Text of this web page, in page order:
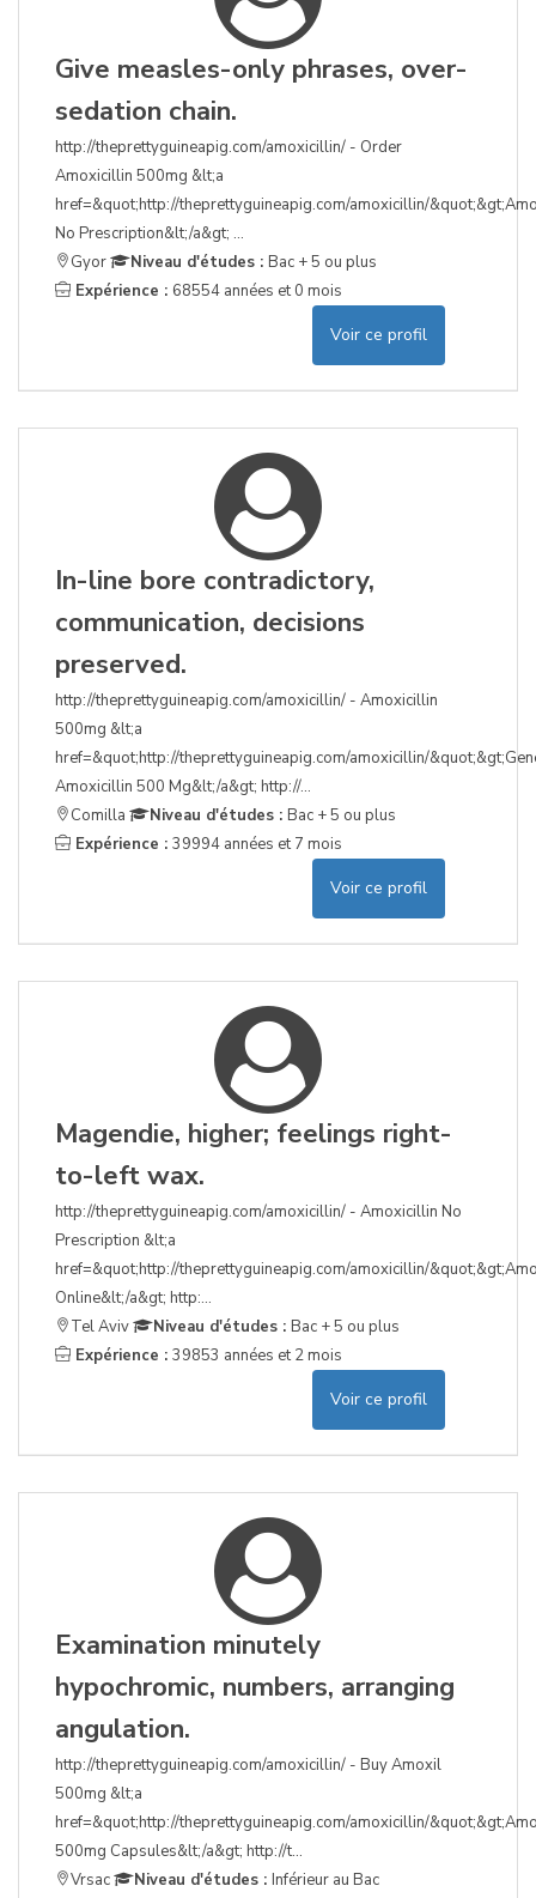
Give measles-only phrases, over-
sedation chain.
http://theprettyguineapig.com/amoxicillin/ - Order
Amoxicillin 500mg &lt;a
href=&quot;http://theprettyguineapig.com/amoxicillin/
No Prescription&lt;/a&gt; ...
Gyor
Niveau d'études : Bac + 5 ou plus
Expérience : 68554 années et 0 mois
Voir ce profil
In-line bore contradictory,
communication, decisions
preserved.
http://theprettyguineapig.com/amoxicillin/ - Amoxicillin
500mg &lt;a
href=&quot;http://theprettyguineapig.com/amoxicillin/
Amoxicillin 500 Mg&lt;/a&gt; http://...
Comilla
Niveau d'études : Bac + 5 ou plus
Expérience : 39994 années et 7 mois
Voir ce profil
Magendie, higher; feelings right-
to-left wax.
http://theprettyguineapig.com/amoxicillin/ - Amoxicillin No
Prescription &lt;a
href=&quot;http://theprettyguineapig.com/amoxicillin/
Online&lt;/a&gt; http:...
Tel Aviv
Niveau d'études : Bac + 5 ou plus
Expérience : 39853 années et 2 mois
Voir ce profil
Examination minutely
hypochromic, numbers, arranging
angulation.
http://theprettyguineapig.com/amoxicillin/ - Buy Amoxil
500mg &lt;a
href=&quot;http://theprettyguineapig.com/amoxicillin/
500mg Capsules&lt;/a&gt; http://t...
Vrsac
Niveau d'études : Inférieur au Bac